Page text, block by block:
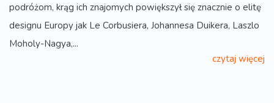
podróżom, krąg ich znajomych powiększył się znacznie o elitę
designu Europy jak Le Corbusiera, Johannesa Duikera, Laszlo
Moholy-Nagya,...
czytaj więcej